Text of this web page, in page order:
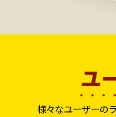
様々なユーザーの